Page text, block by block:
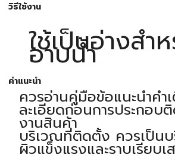
วิธีใช้งาน
ใช้เป็นอ่างสำ
อาบน้ำ
คำแนะนำ
ควรอ่านคู่มือข้อแนะนำคำ
ละเอียดก่อนการประกอบ
งานสินค้า
บริเวณที่ติดตั้ง ควรเป็น
ผิวแข็งแรงและราบเรียบ